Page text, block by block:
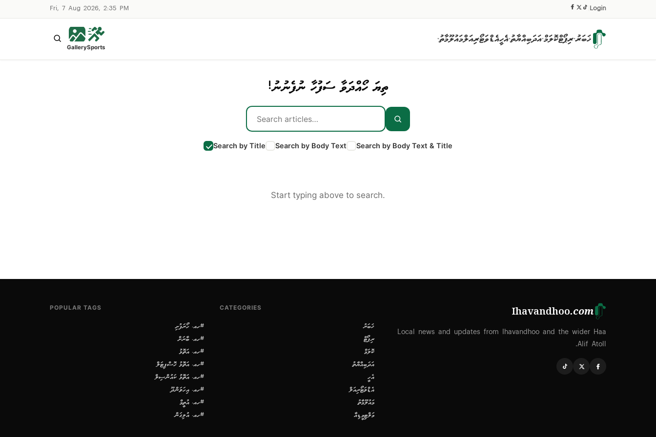
Fri, 7 Aug 2026, 2:35 PM Login
ޚަބަރު▾ރިޕޯޓްކޮލަމް▾އަދަބިއްޔާތު▾އެހީއެޑްވަޓޯރިއަލްމައުލޫމާތު▾
Sports
Gallery
ތިޔަ ހޯއްދަވާ ސަފުހާ ނުފެނުނު!
Search by Title Search by Body Text Search by Body Text & Title
Start typing above to search.
Ihavandhoo.com
Local news and updates from Ihavandhoo and the wider Haa
Alif Atoll.
CATEGORIES
ޚަބަރު
ރިޕޯޓް
ކޮލަމް
އަދަބިއްޔާތު
އެހީ
އެޑްވަޓޯރިއަލް
މައުލޫމާތު
މަލްޓިމީޑިއާ
POPULAR TAGS
#ހއ. ހޯރަފުށި
#ހއ. ބާރަށް
#ހއ. އަތޮޅު
#ހއ. އަތޮޅު ހޮސްޕިޓަލް
#ހއ. އަތޮޅު ކައުންސިލް
#ހއ. އިހަވަންދޫ
#ހއ. އުތީމް
#ހއ. އުލިގަން